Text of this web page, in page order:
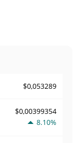
$0,053289
$0,00399354
8.10%